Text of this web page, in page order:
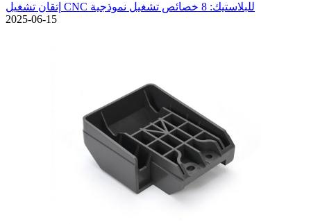
إتقان تشغيل CNC للبلاستيك: 8 خصائص تشغيل نموذجية
2025-06-15